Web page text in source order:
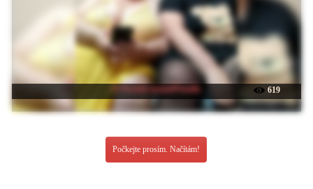
☉ SweetLenaandNatalia 619
Počkejte prosím. Načítám!